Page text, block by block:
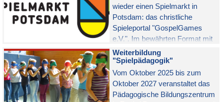
wieder einen Spielmarkt in
Potsdam: das christliche
Spieleportal "GospelGames
e.V.". Im bewährten Format mit
Spielaktionen, Marktständen und
Workshops auf der Halbinsel
Herrmannswerder von Freitag,
23. bis Sonntag, 25. Mai 2025.
Bekannte Mitglieder des
Weiterbildung
"Spielpädagogik"
Vom Oktober 2025 bis zum
Oktober 2027 veranstaltet das
Pädagogische Bildungszentrum